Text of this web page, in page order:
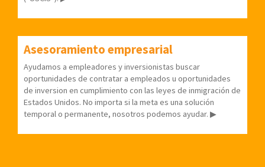
Asesoramiento empresarial
Ayudamos a empleadores y inversionistas buscar
oportunidades de contratar a empleados u oportunidades
de inversion en cumplimiento con las leyes de inmigración de
Estados Unidos. No importa si la meta es una solución
temporal o permanente, nosotros podemos ayudar. ▶